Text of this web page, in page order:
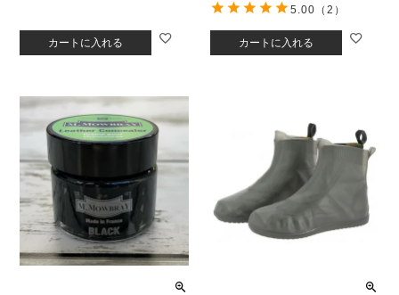
カートに入れる カートに入れる
5.00 （2）